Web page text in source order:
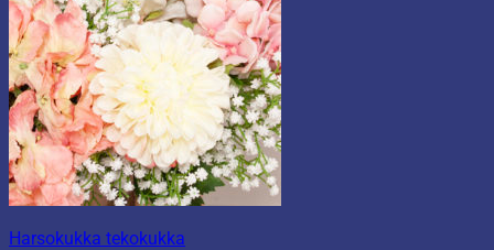
Harsokukka tekokukka